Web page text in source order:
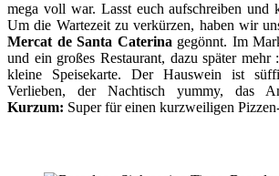
mega voll war. Lasst euch aufschreiben und
Um die Wartezeit zu verkürzen, haben wir
Mercat de Santa Caterina gegönnt. Im
und ein großes Restaurant, dazu später
kleine Speisekarte. Der Hauswein ist
Verlieben, der Nachtisch yummy, das
Kurzum: Super für einen kurzweiligen